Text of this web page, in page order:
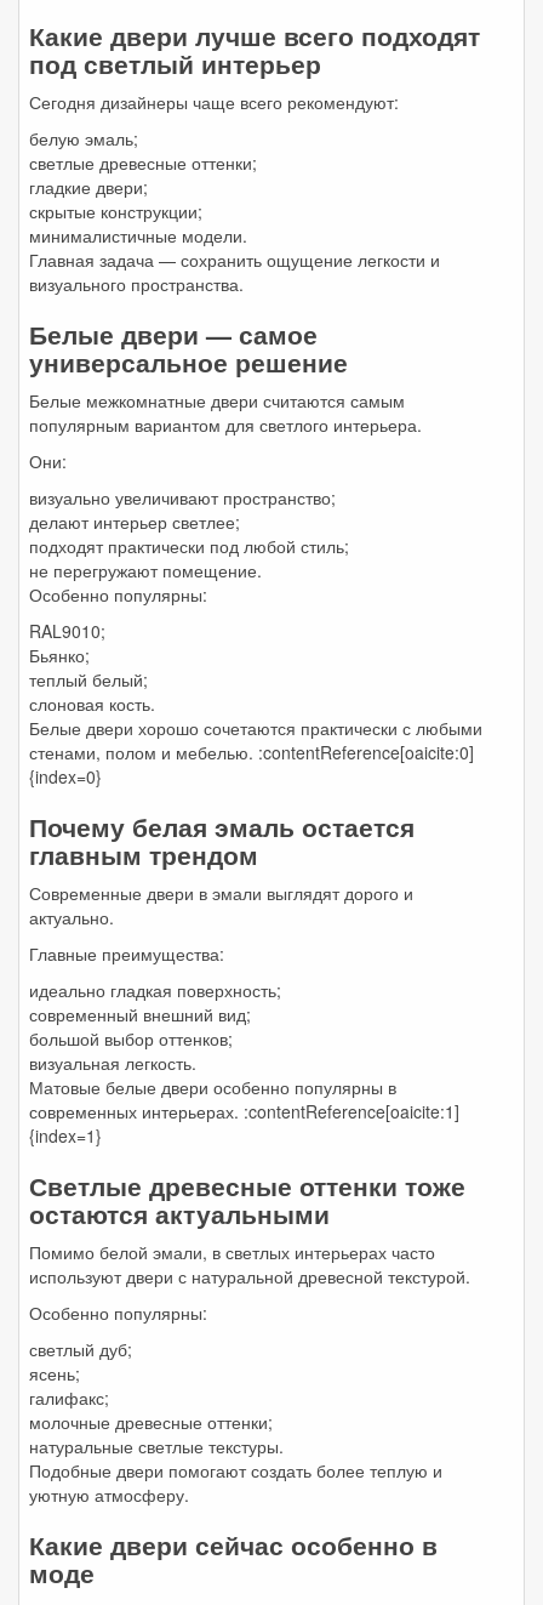
Какие двери лучше всего подходят
под светлый интерьер
Сегодня дизайнеры чаще всего рекомендуют:
белую эмаль;
светлые древесные оттенки;
гладкие двери;
скрытые конструкции;
минималистичные модели.
Главная задача — сохранить ощущение легкости и
визуального пространства.
Белые двери — самое
универсальное решение
Белые межкомнатные двери считаются самым
популярным вариантом для светлого интерьера.
Они:
визуально увеличивают пространство;
делают интерьер светлее;
подходят практически под любой стиль;
не перегружают помещение.
Особенно популярны:
RAL9010;
Бьянко;
теплый белый;
слоновая кость.
Белые двери хорошо сочетаются практически с любыми
стенами, полом и мебелью. :contentReference[oaicite:0]
{index=0}
Почему белая эмаль остается
главным трендом
Современные двери в эмали выглядят дорого и
актуально.
Главные преимущества:
идеально гладкая поверхность;
современный внешний вид;
большой выбор оттенков;
визуальная легкость.
Матовые белые двери особенно популярны в
современных интерьерах. :contentReference[oaicite:1]
{index=1}
Светлые древесные оттенки тоже
остаются актуальными
Помимо белой эмали, в светлых интерьерах часто
используют двери с натуральной древесной текстурой.
Особенно популярны:
светлый дуб;
ясень;
галифакс;
молочные древесные оттенки;
натуральные светлые текстуры.
Подобные двери помогают создать более теплую и
уютную атмосферу.
Какие двери сейчас особенно в
моде